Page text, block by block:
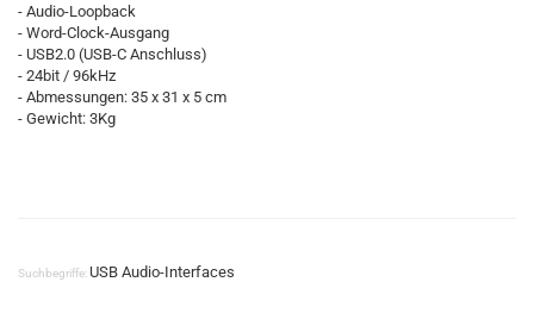
- Audio-Loopback
- Word-Clock-Ausgang
- USB2.0 (USB-C Anschluss)
- 24bit / 96kHz
- Abmessungen: 35 x 31 x 5 cm
- Gewicht: 3Kg
Suchbegriffe: USB Audio-Interfaces